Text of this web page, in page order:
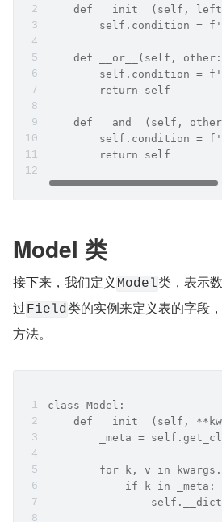
def __init__(self,
self.condition =
def __or__(self,
self.condition =
        return self
def __and__(self,
self.condition =
        return self
Model 类
接下来，我们定义 Model类，表示
过Field类的实例来定义表的字段
方法。
class Model:
def __init__(self,
_meta =
for k, v in
            if k in _meta: